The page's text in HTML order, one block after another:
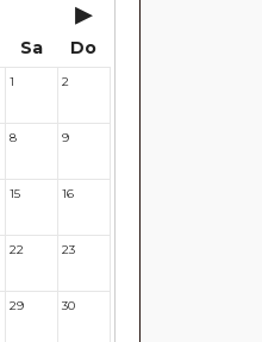
▸
Sa Do
1 2
8 9
15 16
22 23
29 30